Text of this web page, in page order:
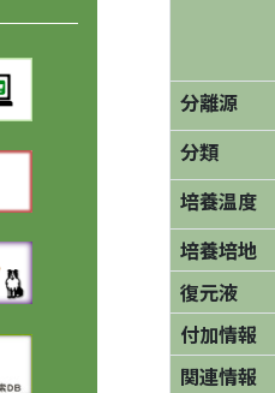
分離源
分類
培養温度
培養培地
復元液
付加情報
関連情報